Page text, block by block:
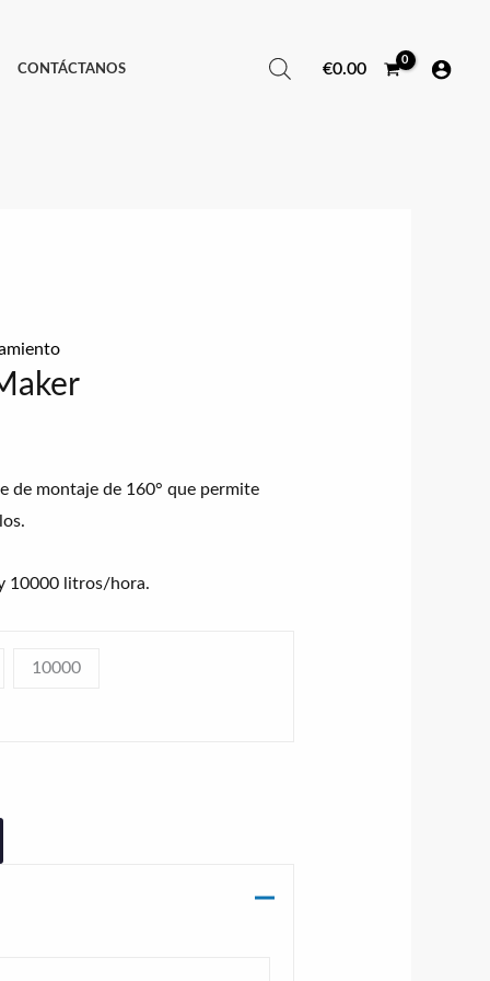
CONTÁCTANOS €0.00
de montaje de 160° que permite
10000 litros/hora.
10000